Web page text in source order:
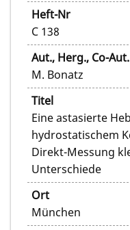
Heft-Nr
C 138
Aut., Herg., Co-Aut.
M. Bonatz
Titel
Eine astasierte
hydrostatischem
Direkt-Messung
Unterschiede
Ort
München